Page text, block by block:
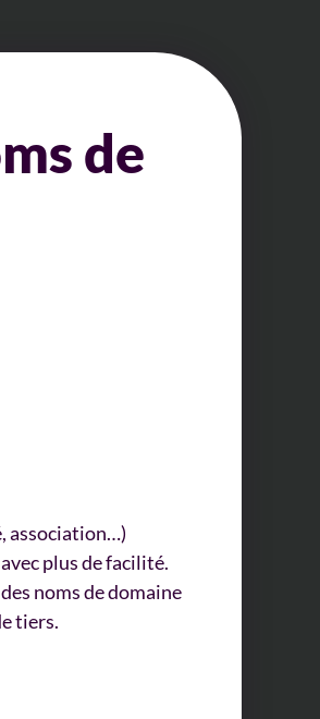
de
association…)
plus de facilité.
noms de domaine
tiers.